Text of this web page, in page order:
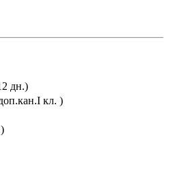
дн.)
кл. )